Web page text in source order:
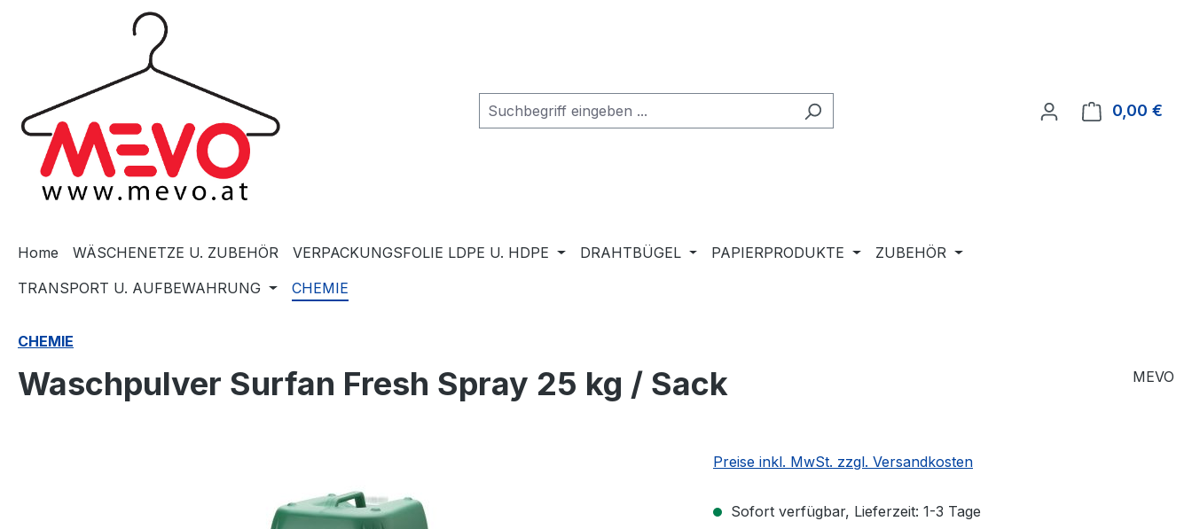
Zur Hauptnavigation springen
0,00 €
Home WÄSCHENETZE U. ZUBEHÖR VERPACKUNGSFOLIE LDPE U. HDPE DRAHTBÜGEL PAPIERPRODUKTE
ZUBEHÖR
TRANSPORT U. AUFBEWAHRUNG
CHEMIE
CHEMIE
Waschpulver Surfan Fresh Spray 25 kg / Sack MEVO
Preise inkl. MwSt. zzgl. Versandkosten
Sofort verfügbar, Lieferzeit: 1-3 Tage